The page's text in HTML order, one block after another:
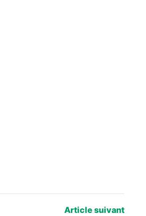
Article suivant